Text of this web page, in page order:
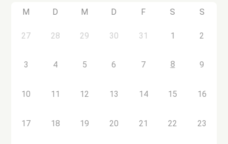
M D M D F S S
27 28 29 30 31 1 2
3 4 5 6 7 8 9
10 11 12 13 14 15 16
17 18 19 20 21 22 23